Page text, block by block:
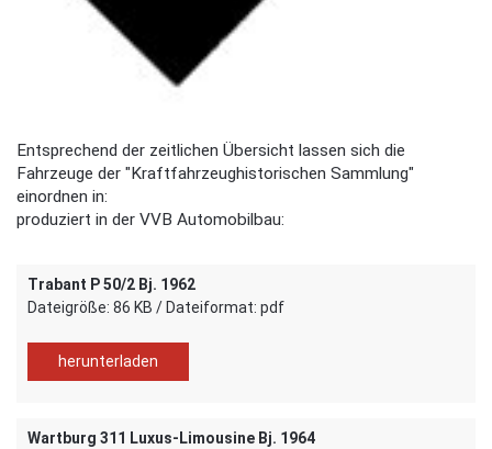
Entsprechend der zeitlichen Übersicht lassen sich die
Fahrzeuge der "Kraftfahrzeughistorischen Sammlung"
einordnen in:
produziert in der VVB Automobilbau:
Trabant P 50/2 Bj. 1962
Dateigröße: 86 KB / Dateiformat: pdf
herunterladen
Wartburg 311 Luxus-Limousine Bj. 1964